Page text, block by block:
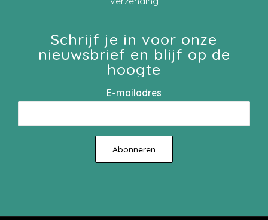
Schrijf je in voor onze
nieuwsbrief en blijf op de
hoogte
E-mailadres